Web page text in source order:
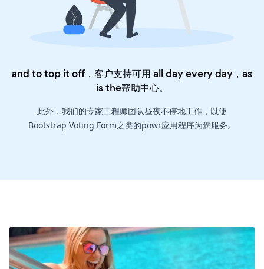
and to top it off，客户支持可用 all day every day，as
is the帮助中心。
此外，我们的专家工程师团队昼夜不停地工作，以使
Bootstrap Voting Form之类的powr应用程序为您服务。